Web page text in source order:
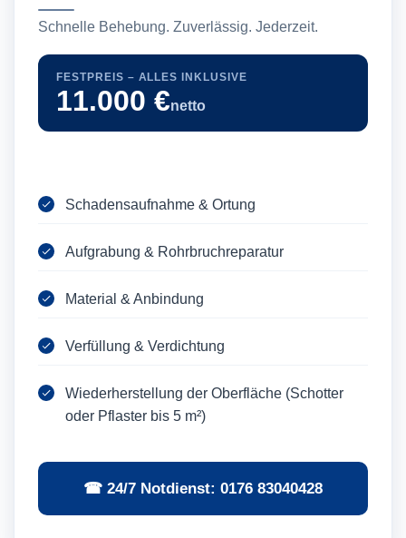
Schnelle Behebung. Zuverlässig. Jederzeit.
FESTPREIS – ALLES INKLUSIVE
11.000 €netto
Schadensaufnahme & Ortung
Aufgrabung & Rohrbruchreparatur
Material & Anbindung
Verfüllung & Verdichtung
Wiederherstellung der Oberfläche (Schotter
oder Pflaster bis 5 m²)
☎ 24/7 Notdienst: 0176 83040428